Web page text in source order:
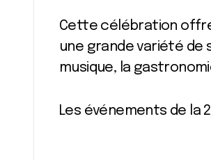
Cette célébration
une grande variété de
musique, la
Les événements de la